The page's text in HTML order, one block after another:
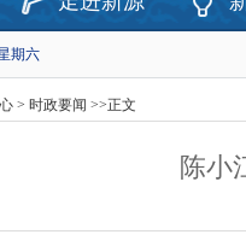
期六
> 时政要闻 >>正文
陈小